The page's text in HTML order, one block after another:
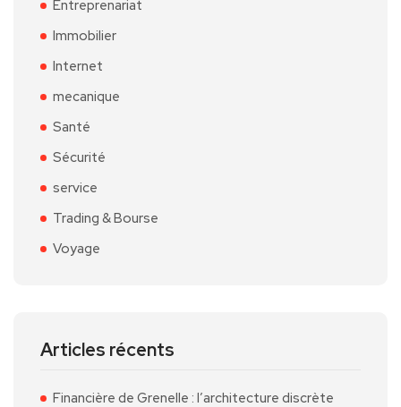
Entreprenariat
Immobilier
Internet
mecanique
Santé
Sécurité
service
Trading & Bourse
Voyage
Articles récents
Financière de Grenelle : l’architecture discrète